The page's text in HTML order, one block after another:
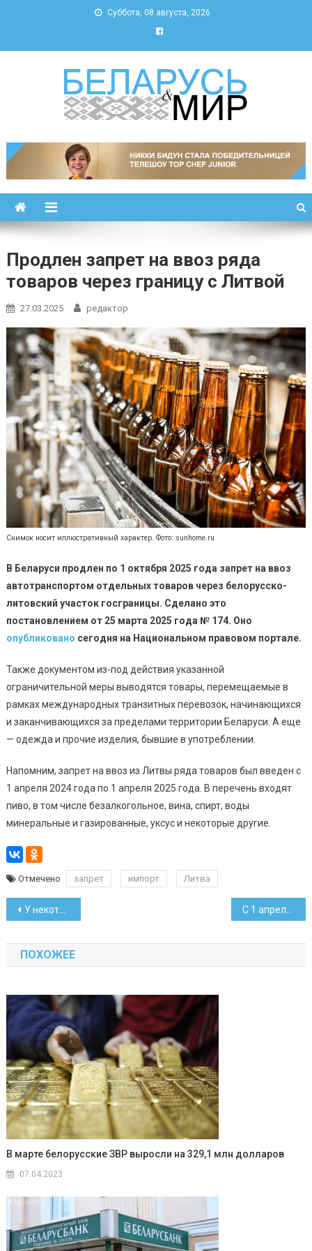
Суббота, 08 августа, 2026
Беларусь и мир
Продлен запрет на ввоз ряда
товаров через границу с Литвой
27.03.2025 редактор
Снимок носит иллюстративный характер. Фото: sunhome.ru
В Беларуси продлен по 1 октября 2025 года запрет на ввоз
автотранспортом отдельных товаров через белорусско-
литовский участок госграницы. Сделано это
постановлением от 25 марта 2025 года № 174. Оно
опубликовано сегодня на Национальном правовом портале.
Также документом из-под действия указанной
ограничительной меры выводятся товары, перемещаемые в
рамках международных транзитных перевозок, начинающихся
и заканчивающихся за пределами территории Беларуси. А еще
— одежда и прочие изделия, бывшие в употреблении.
Напомним, запрет на ввоз из Литвы ряда товаров был введен с
1 апреля 2024 года по 1 апреля 2025 года. В перечень входят
пиво, в том числе безалкогольное, вина, спирт, воды
минеральные и газированные, уксус и некоторые другие.
Отмечено запрет импорт Литва
Навигация
по
записям
У некоторых работников сферы образования вырастут зарплаты
ПОХОЖЕЕ
В марте белорусские ЗВР выросли на 329,1 млн долларов
07.04.2023